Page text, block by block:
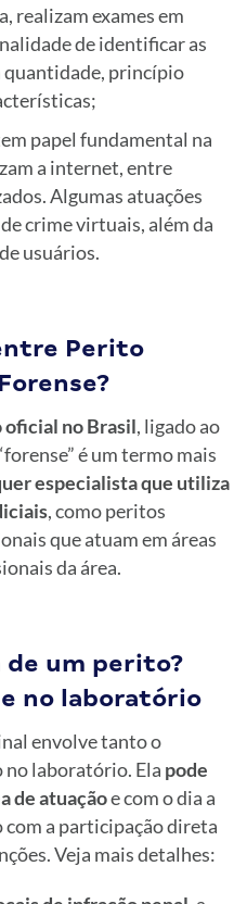
realizam exames em
de identificar as
quantidade, princípio
papel fundamental na
a internet, entre
Algumas atuações
crime virtuais, além da
usuários.
Perito
no Brasil, ligado ao
é um termo mais
especialista que utiliza
, como peritos
que atuam em áreas
da área.
de um perito?
no laboratório
envolve tanto o
laboratório. Ela pode
de atuaçãoe com o dia a
com a participação direta
Veja mais detalhes: